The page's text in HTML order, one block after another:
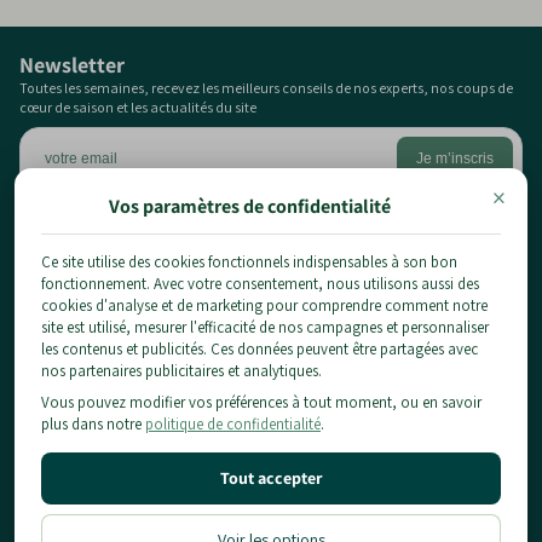
manuellement les cocons soyeux visibles en hiver.
Favoriser la biodiversité locale et la présence d'oiseaux
insectivores comme les mésanges aide à protéger
biologiquement votre conifère.
×
Vos paramètres de confidentialité
Ce site utilise des cookies fonctionnels indispensables à son bon
fonctionnement. Avec votre consentement, nous utilisons aussi des
cookies d'analyse et de marketing pour comprendre comment notre
site est utilisé, mesurer l'efficacité de nos campagnes et personnaliser
les contenus et publicités. Ces données peuvent être partagées avec
nos partenaires publicitaires et analytiques.
Vous pouvez modifier vos préférences à tout moment, ou en savoir
plus dans notre politique de confidentialité.
Tout accepter
Newsletter
Toutes les semaines, recevez les meilleurs conseils de nos experts, nos coups de
cœur de saison et les actualités du site
1 chemin du pont de la planche,
77124 Chauconin-Neufmontiers
01 84 80 65 86
contact@planteidf.fr
À propos
Livraison
Mentions Légales & Confidentialité
Politique de Remboursement
Les plantes
Arbustes
Notre Showroom
Conseils